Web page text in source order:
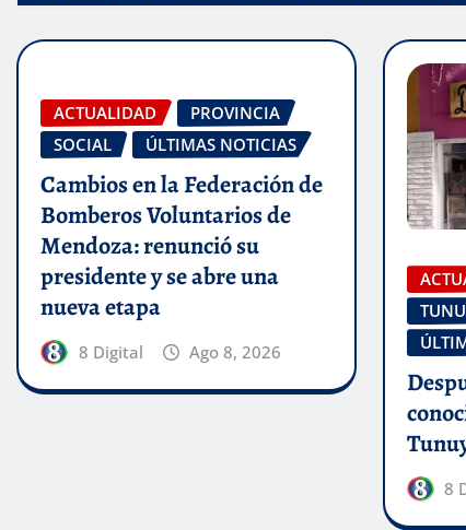
ACTUALIDAD
PROVINCIA
SOCIAL
ÚLTIMAS NOTICIAS
Cambios en la Federación de
Bomberos Voluntarios de
Mendoza: renunció su
presidente y se abre una
nueva etapa
8 Digital Ago 8, 2026
8